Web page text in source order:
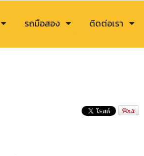
รถมือสอง ติดต่อเรา